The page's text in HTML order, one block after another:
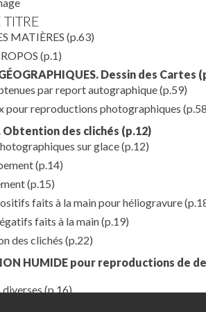
TITRE
MATIÈRES (p.63)
(p.1)
Dessin des Cartes
par report autographique(p.59)
pour reproductions photographiques
Obtention des clichés (p.12)
sur glace(p.12)
(p.14)
(p.15)
faits à la main pour héliogravure
faits à la main(p.19)
des clichés (p.22)
HUMIDE pour reproductions de
diverses (p.16)